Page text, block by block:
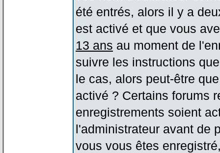
été entrés, alors il y a
est activé et que vous
13 ans au moment de
suivre les instructions
le cas, alors peut-être
activé ? Certains forums
enregistrements soient
l'administrateur avant de
vous vous êtes